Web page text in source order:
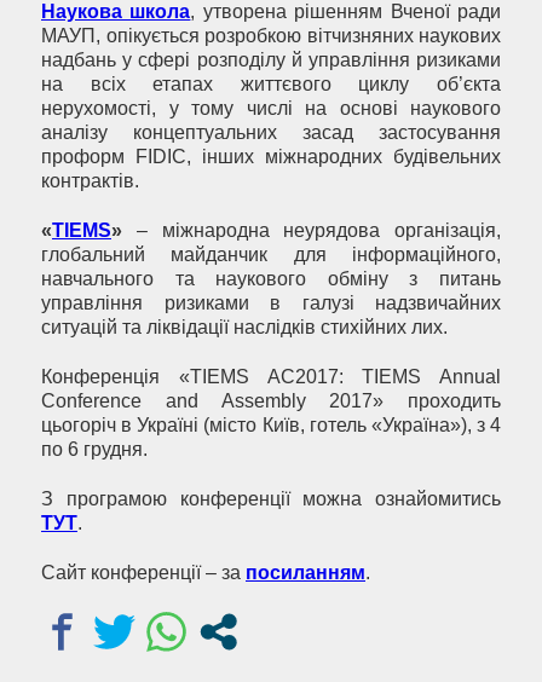
Наукова школа, утворена рішенням Вченої ради
МАУП, опікується розробкою вітчизняних наукових
надбань у сфері розподілу й управління ризиками
на всіх етапах життєвого циклу об’єкта
нерухомості, у тому числі на основі наукового
аналізу концептуальних засад застосування
проформ FIDIC, інших міжнародних будівельних
контрактів.
«TIEMS» – міжнародна неурядова організація,
глобальний майданчик для інформаційного,
навчального та наукового обміну з питань
управління ризиками в галузі надзвичайних
ситуацій та ліквідації наслідків стихійних лих.
Конференція «TIEMS AC2017: TIEMS Annual
Conference and Assembly 2017» проходить
цьогоріч в Україні (місто Київ, готель «Україна»), з 4
по 6 грудня.
З програмою конференції можна ознайомитись
ТУТ.
Сайт конференції – за посиланням.